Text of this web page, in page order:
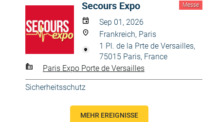
Messe
Secours Expo
Sep 01, 2026
Frankreich, Paris
1 Pl. de la Prte de Versailles,
75015 Paris, France
Paris Expo Porte de Versailles
Sicherheitsschutz
MEHR EREIGNISSE